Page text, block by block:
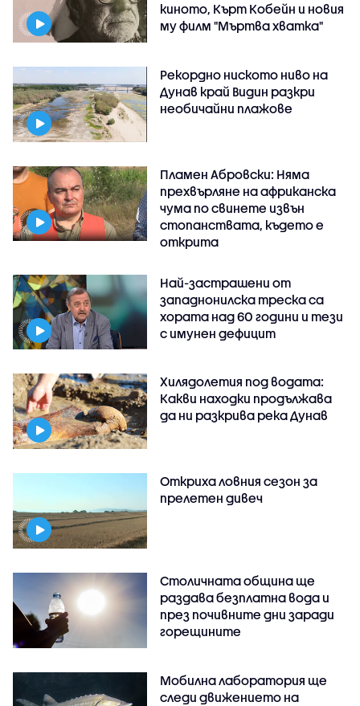
киното, Кърт Кобейн и новия
му филм "Мъртва хватка"
Рекордно ниското ниво на
Дунав край Видин разкри
необичайни плажове
Пламен Абровски: Няма
прехвърляне на африканска
чума по свинете извън
стопанствата, където е
открита
Най-застрашени от
западнонилска треска са
хората над 60 години и тези
с имунен дефицит
Хилядолетия под водата:
Какви находки продължава
да ни разкрива река Дунав
Откриха ловния сезон за
прелетен дивеч
Столичната община ще
раздава безплатна вода и
през почивните дни заради
горещините
Мобилна лаборатория ще
следи движението на